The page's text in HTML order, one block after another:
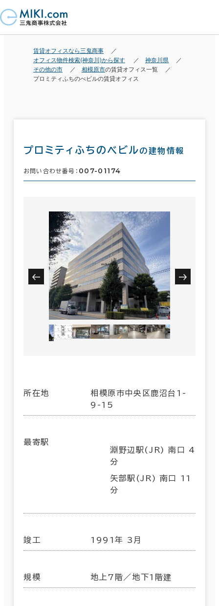
賃貸オフィスなら三鬼商事
オフィス物件検索(神奈川)から探す
神奈川県
その他の市
相模原市の賃貸オフィス一覧
プロミティふちのべビルの賃貸オフィス
プロミティふちのべビルの建物情報
お問い合わせ番号： 007-01174
所在地
相模原市中央区鹿沼台1-
9-15
最寄駅
淵野辺駅(JR) 南口 4
分
矢部駅(JR) 南口 11
分
竣工 1991年 3月
規模 地上7階／地下1階建